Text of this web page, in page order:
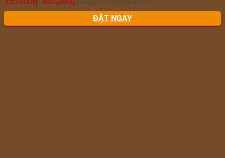
– Khoảng giá: từ 350,000₫ đến 450,000₫
ĐẶT NGAY